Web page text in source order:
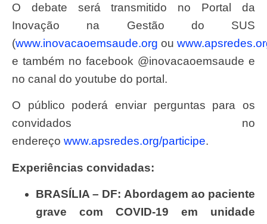
O debate será transmitido no Portal da
Inovação na Gestão do SUS
(www.inovacaoemsaude.org ou
e também no facebook @inovacaoemsaude e
no canal do youtube do portal.
O público poderá enviar perguntas para os
convidados no
endereço www.apsredes.org/participe.
Experiências convidadas:
BRASÍLIA – DF: Abordagem ao paciente
grave com COVID-19 em unidade